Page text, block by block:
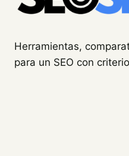
Herramientas,
para un SEO con